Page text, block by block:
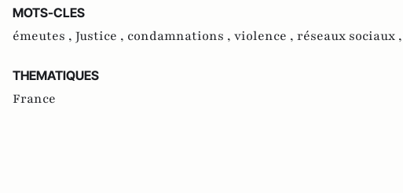
MOTS-CLES
émeutes , Justice , condamnations , violence , réseaux sociaux ,
THEMATIQUES
France